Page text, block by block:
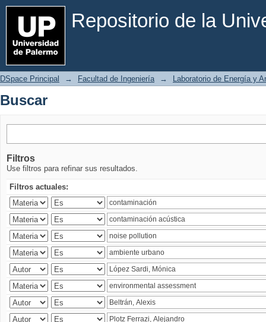
Repositorio de la
Buscar
DSpace Principal → Facultad de Ingeniería → Laboratorio de Energía y
Buscar
Filtros
Use filtros para refinar sus resultados.
Filtros actuales: